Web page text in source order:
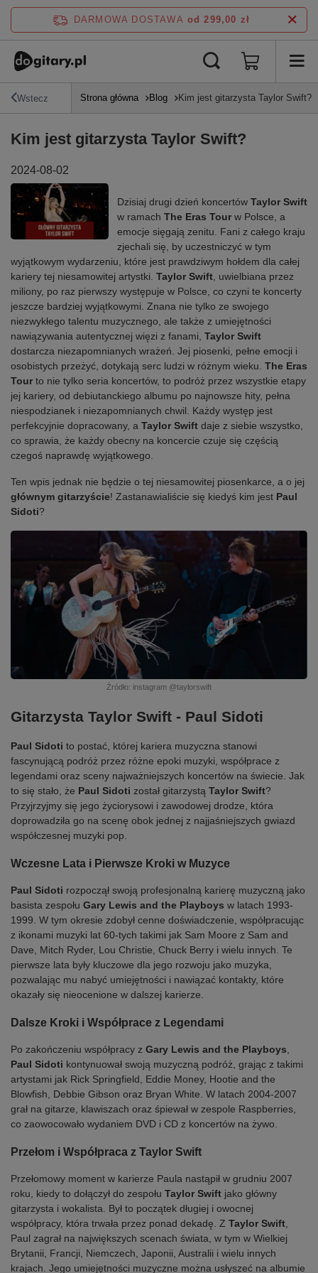
DARMOWA DOSTAWA od 299,00 zł
Wstecz Strona główna Blog Kim jest gitarzysta Taylor Swift?
Kim jest gitarzysta Taylor Swift?
2024-08-02
Dzisiaj drugi dzień koncertów Taylor Swift
w ramach The Eras Tourw Polsce, a
emocje sięgają zenitu. Fani z całego kraju
zjechali się, by uczestniczyć w tym
wyjątkowym wydarzeniu, które jest prawdziwym hołdem dla całej
kariery tej niesamowitej artystki. Taylor Swift , uwielbiana przez
miliony, po raz pierwszy występuje w Polsce, co czyni te koncerty
jeszcze bardziej wyjątkowymi. Znana nie tylko ze swojego
niezwykłego talentu muzycznego, ale także z umiejętności
nawiązywania autentycznej więzi z fanami, Taylor Swift
dostarcza niezapomnianych wrażeń. Jej piosenki, pełne emocji i
osobistych przeżyć, dotykają serc ludzi w różnym wieku. The Eras
Tour to nie tylko seria koncertów, to podróż przez wszystkie etapy
jej kariery, od debiutanckiego albumu po najnowsze hity, pełna
niespodzianek i niezapomnianych chwil. Każdy występ jest
perfekcyjnie dopracowany, a Taylor Swift daje z siebie wszystko,
co sprawia, że każdy obecny na koncercie czuje się częścią
czegoś naprawdę wyjątkowego.
Ten wpis jednak nie będzie o tej niesamowitej piosenkarce, a o jej
głównym gitarzyście! Zastanawialiście się kiedyś kim jest Paul
Sidoti?
Źródło: instagram @taylorswift
Gitarzysta Taylor Swift - Paul Sidoti
Paul Sidoti to postać, której kariera muzyczna stanowi
fascynującą podróż przez różne epoki muzyki, współprace z
legendami oraz sceny najważniejszych koncertów na świecie. Jak
to się stało, że Paul Sidoti został gitarzystą Taylor Swift?
Przyjrzyjmy się jego życiorysowi i zawodowej drodze, która
doprowadziła go na scenę obok jednej z najjaśniejszych gwiazd
współczesnej muzyki pop.
Wczesne Lata i Pierwsze Kroki w Muzyce
Paul Sidoti rozpoczął swoją profesjonalną karierę muzyczną jako
basista zespołu Gary Lewis and the Playboys w latach 1993-
1999. W tym okresie zdobył cenne doświadczenie, współpracując
z ikonami muzyki lat 60-tych takimi jak Sam Moore z Sam and
Dave, Mitch Ryder, Lou Christie, Chuck Berry i wielu innych. Te
pierwsze lata były kluczowe dla jego rozwoju jako muzyka,
pozwalając mu nabyć umiejętności i nawiązać kontakty, które
okazały się nieocenione w dalszej karierze.
Dalsze Kroki i Współprace z Legendami
Po zakończeniu współpracy z Gary Lewis and the Playboys
Paul Sidoti kontynuował swoją muzyczną podróż, grając z takimi
artystami jak Rick Springfield, Eddie Money, Hootie and the
Blowfish, Debbie Gibson oraz Bryan White. W latach 2004-2007
grał na gitarze, klawiszach oraz śpiewał w zespole Raspberries,
co zaowocowało wydaniem DVD i CD z koncertów na żywo.
Przełom i Współpraca z Taylor Swift
Przełomowy moment w karierze Paula nastąpił w grudniu 2007
roku, kiedy to dołączył do zespołu Taylor Swift jako główny
gitarzysta i wokalista. Był to początek długiej i owocnej
współpracy, która trwała przez ponad dekadę. Z Taylor Swift
Paul zagrał na największych scenach świata, w tym w Wielkiej
Brytanii, Francji, Niemczech, Japonii, Australii i wielu innych
krajach. Jego umiejętności muzyczne można usłyszeć na albumie